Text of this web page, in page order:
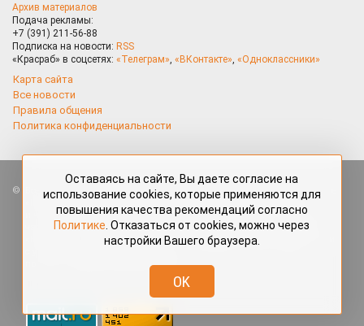
Архив материалов
Подача рекламы:
+7 (391) 211-56-88
Подписка на новости: RSS
«Красраб» в соцсетях: «Телеграм», «ВКонтакте», «Одноклассники»
Карта сайта
Все новости
Правила общения
Политика конфиденциальности
Все права защищены. Любые материалы, размещённые на портале
«Красраб.ру» сотрудниками редакции, нештатными авторами
и читателями, являются объектами авторского права. Полное или
частичное использование материалов, размещённых на портале
«Красраб.ру», допускается только с письменного согласия редакции
redaktor@krasrab.krsn.ru.
Оставаясь на сайте, Вы даете согласие на
использование cookies, которые применяются для
повышения качества рекомендаций согласно
Политике . Отказаться от cookies, можно через
настройки Вашего браузера.
OK